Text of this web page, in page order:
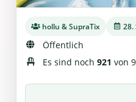
hollu & SupraTix 28.
Öffentlich
Es sind noch 921 von